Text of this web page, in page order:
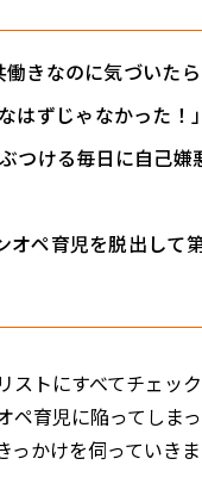
働きなのに気づいた
はずじゃなかった！
つける毎日に自己
オペ育児を脱出して
ストにすべてチェッ
ペ育児に陥ってしま
っかけを伺っていきま